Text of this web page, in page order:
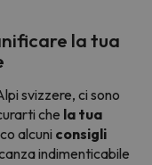
la tua
svizzere, ci sono
che la tua
alcuni consigli
indimenticabile